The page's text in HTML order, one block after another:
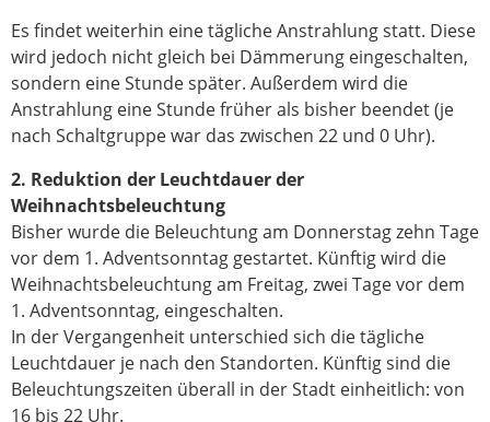
Es findet weiterhin eine tägliche Anstrahlung statt. Diese
wird jedoch nicht gleich bei Dämmerung eingeschalten,
sondern eine Stunde später. Außerdem wird die
Anstrahlung eine Stunde früher als bisher beendet (je
nach Schaltgruppe war das zwischen 22 und 0 Uhr).
2. Reduktion der Leuchtdauer der
Weihnachtsbeleuchtung
Bisher wurde die Beleuchtung am Donnerstag zehn Tage
vor dem 1. Adventsonntag gestartet. Künftig wird die
Weihnachtsbeleuchtung am Freitag, zwei Tage vor dem
1. Adventsonntag, eingeschalten.
In der Vergangenheit unterschied sich die tägliche
Leuchtdauer je nach den Standorten. Künftig sind die
Beleuchtungszeiten überall in der Stadt einheitlich: von
16 bis 22 Uhr.